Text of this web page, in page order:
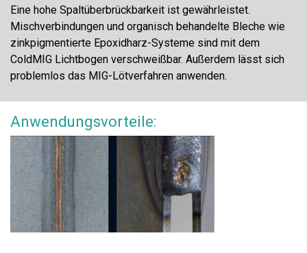
Eine hohe Spaltüberbrückbarkeit ist gewährleistet.
Mischverbindungen und organisch behandelte Bleche wie
zinkpigmentierte Epoxidharz-Systeme sind mit dem
ColdMIG Lichtbogen verschweißbar. Außerdem lässt sich
problemlos das MIG-Lötverfahren anwenden.
Anwendungsvorteile: